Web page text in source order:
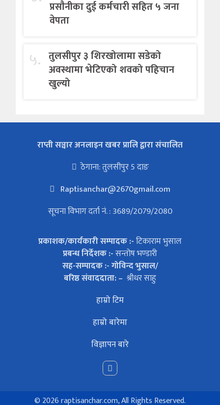
प्रसाैनीका दुई कर्मचारी सहित ५ जना
वेपता
५. तुलसीपुर ३ शिरखोलामा सडेको
अवस्थामा भेटिएको शवको पहिचान
खुल्यो
राप्ती सञ्चार अनलाइन खबर प्रालि द्वारा संचालित
ठेगाना: तुलसीपुर 5 दाङ
Raptisanchar@2670gmail.com
सूचना विभाग दर्ता नं. : 3689/2079/2080
प्रकाशक/कार्यकारी सम्पादक :-टिकाराम भुसाल
प्रबन्ध निर्देशक :-सन्तोष भण्डारी
सह-सम्पादक :- गोविन्द भुसाल/
बरिष्ठ संवाददाता: – श्रीधर साहु
हाम्रो टिम
हाम्रो बारेमा
विज्ञापन बारे
© 2026 raptisanchar.com, All Rights Reserved.